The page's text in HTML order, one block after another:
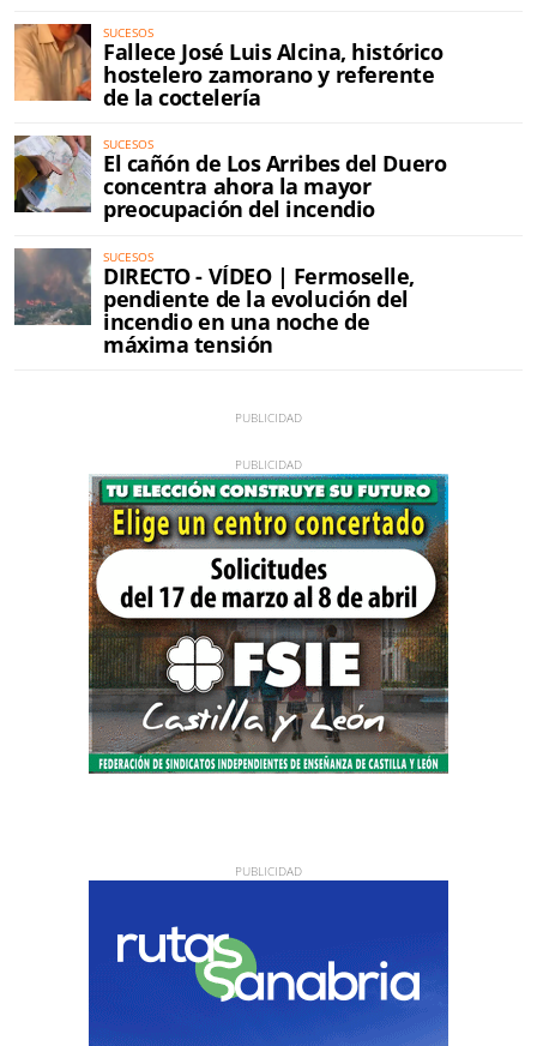
SUCESOS
Fallece José Luis Alcina, histórico
hostelero zamorano y referente
de la coctelería
SUCESOS
El cañón de Los Arribes del Duero
concentra ahora la mayor
preocupación del incendio
SUCESOS
DIRECTO - VÍDEO | Fermoselle,
pendiente de la evolución del
incendio en una noche de
máxima tensión